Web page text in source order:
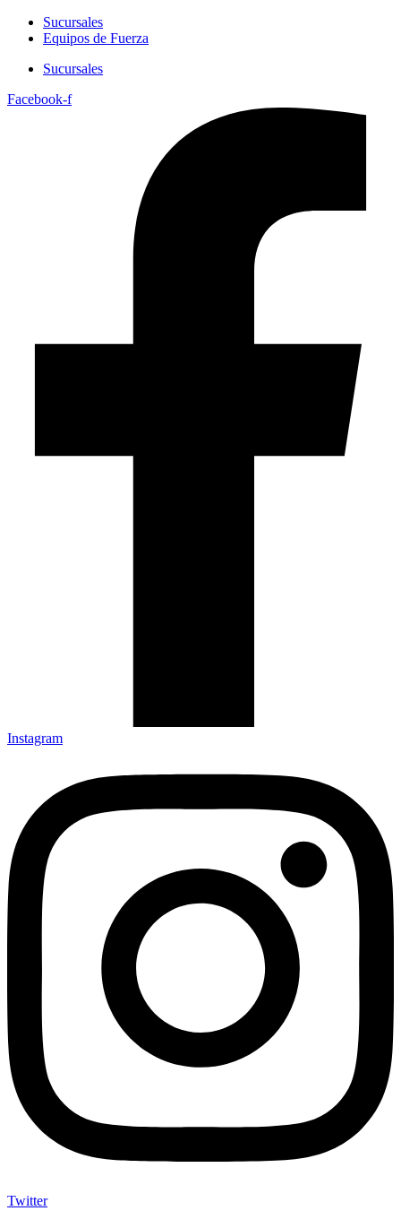
Sucursales
Equipos de Fuerza
Sucursales
Facebook-f
Instagram
Twitter